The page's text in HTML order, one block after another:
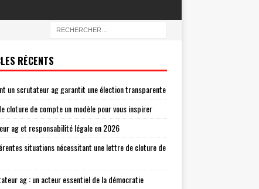
RÉCENTS
un scrutateur ag garantit une élection transparente
cloture de compte un modèle pour vous inspirer
ag et responsabilité légale en 2026
situations nécessitant une lettre de cloture de
ag : un acteur essentiel de la démocratie